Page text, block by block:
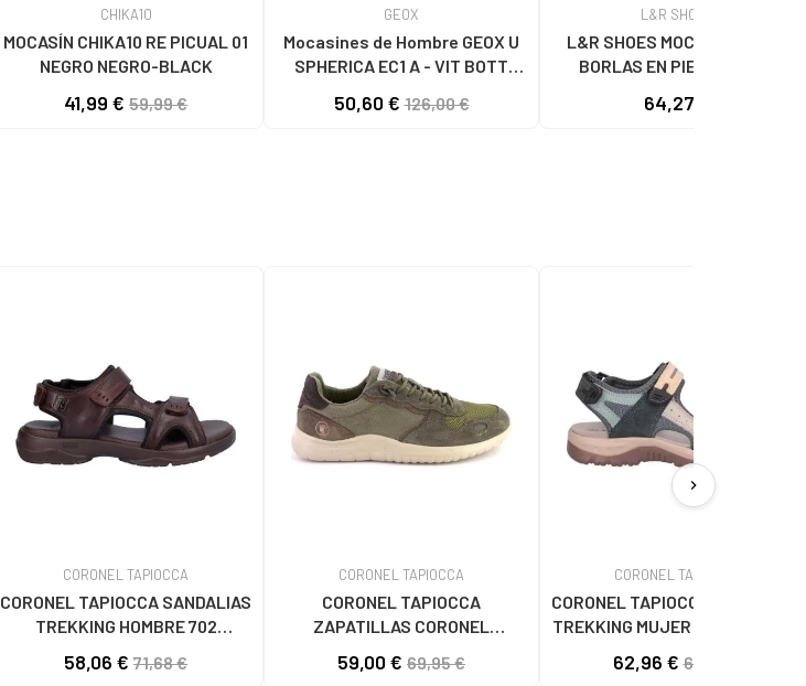
CHIKA10
MOCASÍN CHIKA10 RE PICUAL 01
NEGRO NEGRO-BLACK
41,99 € 59,99 €
GEOX
Mocasines de Hombre GEOX U
SPHERICA EC1 A - VIT BOTT
50,60 €126,00 €
L&R SHOES
L&R SHOES MOCASINES CON
BORLAS EN PIEL MARRON
64,27 €
CORONEL TAPIOCCA
CORONEL TAPIOCCA SANDALIAS
TREKKING HOMBRE 702
58,06 € 71,68 €
CORONEL TAPIOCCA
CORONEL TAPIOCCA
ZAPATILLAS CORONEL
59,00 € 69,95 €
CORONEL TAPIOCCA
CORONEL TAPIOCCA SANDALIAS
TREKKING MUJER T888-6 KAKI-
PEACH
62,96 €69,95 €
chevron_right